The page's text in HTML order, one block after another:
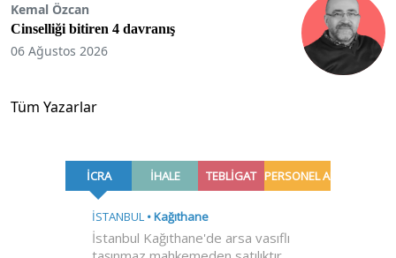
Kemal Özcan
Cinselliği bitiren 4 davranış
06 Ağustos 2026
Tüm Yazarlar